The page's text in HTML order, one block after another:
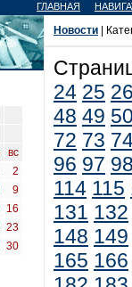
ГЛАВНАЯ
вс
2
9
16
23
30
Новости |
24 25 26
48 49 50
72 73
96 97 98
114 115
131 132
148 149
165 166